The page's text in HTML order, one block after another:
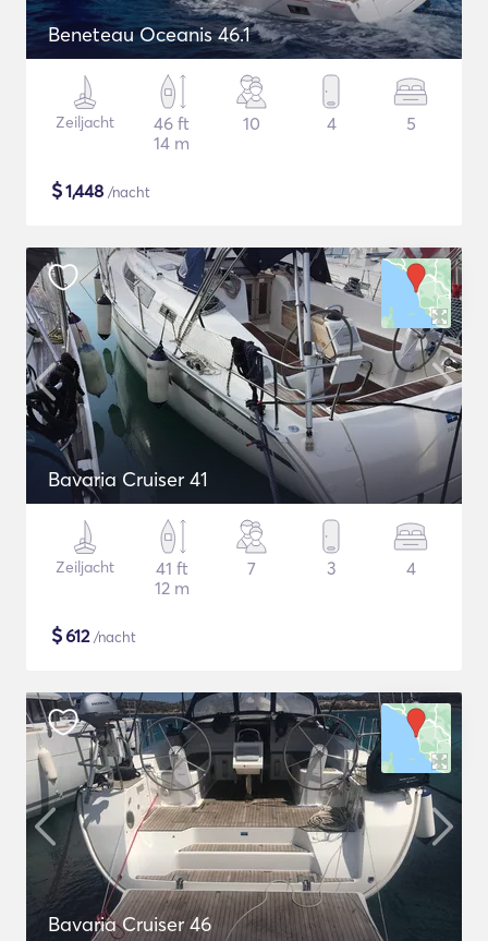
Beneteau Oceanis 46.1
Zeiljacht
46 ft
14 m
10 4 5
$1,448 /nacht
Bavaria Cruiser 41
Zeiljacht
41 ft
12 m
7 3 4
$612/nacht
Bavaria Cruiser 46